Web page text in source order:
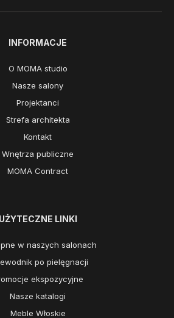
INFORMACJE
O MOMA studio
Nasze salony
Projektanci
Strefa architekta
Kontakt
Wnętrza publiczne
MOMA Contract
UŻYTECZNE LINKI
w naszych salonach
po pielęgnacji
ekspozycyjne
Nasze katalogi
Meble Włoskie